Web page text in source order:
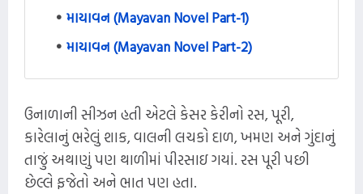
માયાવન (Mayavan Novel Part-1)
માયાવન (Mayavan Novel Part-2)
ઉનાળાની સીઝન હતી એટલે કેસર કેરીનો રસ, પૂરી,
કારેલાનું ભરેલું શાક, વાલની લચકો દાળ, ખમણ અને ગુંદાનું
તાજું અથાણું પણ થાળીમાં પીરસાઇ ગયાં. રસ પૂરી પછી
છેલ્લે ફજેતો અને ભાત પણ હતા.